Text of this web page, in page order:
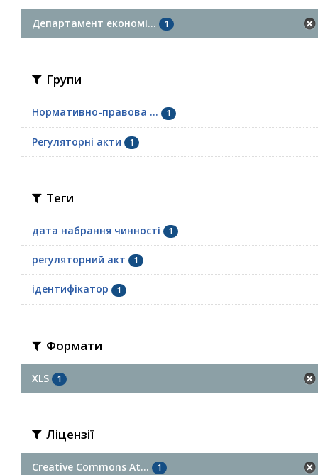
Департамент економі... 1
Групи
Нормативно-правова ... 1
Регуляторні акти 1
Теги
дата набрання чинності 1
регуляторний акт 1
ідентифікатор 1
Формати
XLS 1
Ліцензії
Creative Commons At... 1